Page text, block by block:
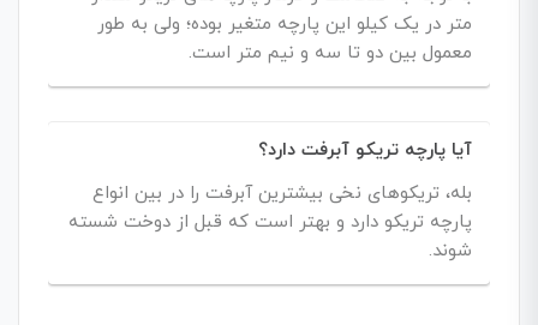
متر در یک کیلو این پارچه متغیر بوده؛ ولی به طور
معمول بین دو تا سه و نیم متر است.
آیا پارچه تریکو آبرفت دارد؟
بله، تریکوهای نخی بیشترین آبرفت را در بین انواع
پارچه تریکو دارد و بهتر است که قبل از دوخت شسته
شوند.